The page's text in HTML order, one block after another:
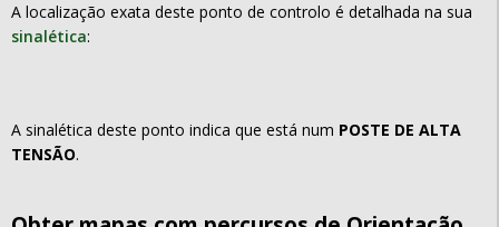
A localização exata deste ponto de controlo é detalhada na sua
sinalética:
A sinalética deste ponto indica que está num POSTE DE ALTA
TENSÃO.